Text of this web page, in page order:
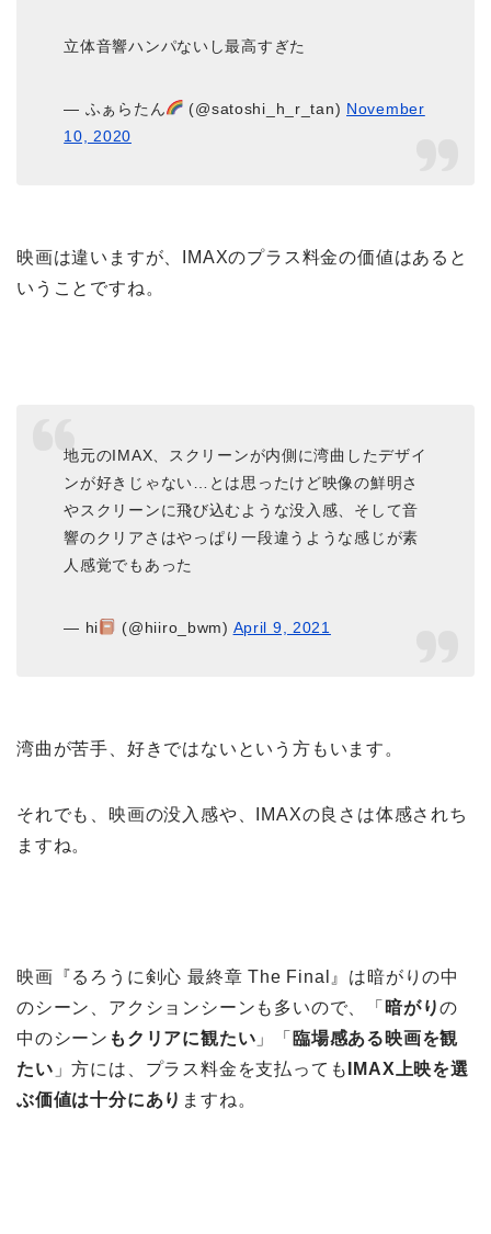
立体音響ハンパないし最高すぎた
— ふぁらたん (@satoshi_h_r_tan) November
10, 2020
映画は違いますが、IMAXのプラス料金の価値はあると
いうことですね。
地元のIMAX、スクリーンが内側に湾曲したデザイ
ンが好きじゃない…とは思ったけど映像の鮮明さ
やスクリーンに飛び込むような没入感、そして音
響のクリアさはやっぱり一段違うような感じが素
人感覚でもあった
— hi (@hiiro_bwm) April 9, 2021
湾曲が苦手、好きではないという方もいます。
それでも、映画の没入感や、IMAXの良さは体感されち
ますね。
映画『るろうに剣心 最終章 The Final』は暗がりの中
のシーン、アクションシーンも多いので、「 暗がりの
中のシーン もクリアに観たい 」「 臨場感ある映画を観
たい 」方には、プラス料金を支払っても IMAX上映を選
ぶ価値は十分にあり ますね。